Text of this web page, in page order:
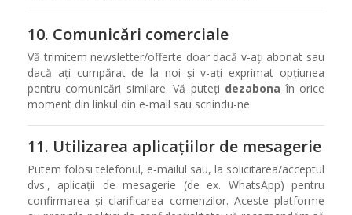
10. Comunicări comerciale
Vă trimitem newsletter/offerte doar dacă v-ați abonat sau
dacă ați cumpărat de la noi și v-ați exprimat opțiunea
pentru comunicări similare. Vă puteți dezabona în orice
moment din linkul din e‑mail sau scriindu-ne.
11. Utilizarea aplicațiilor de mesagerie
Putem folosi telefonul, e‑mailul sau, la solicitarea/acceptul
dvs., aplicații de mesagerie (de ex. WhatsApp) pentru
confirmarea și clarificarea comenzilor. Aceste platforme